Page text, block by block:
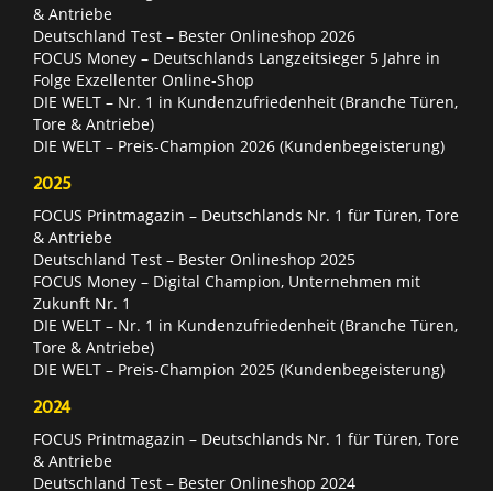
& Antriebe
Deutschland Test – Bester Onlineshop 2026
FOCUS Money – Deutschlands Langzeitsieger 5 Jahre in
Folge Exzellenter Online-Shop
DIE WELT – Nr. 1 in Kundenzufriedenheit (Branche Türen,
Tore & Antriebe)
DIE WELT – Preis-Champion 2026 (Kundenbegeisterung)
2025
FOCUS Printmagazin – Deutschlands Nr. 1 für Türen, Tore
& Antriebe
Deutschland Test – Bester Onlineshop 2025
FOCUS Money – Digital Champion, Unternehmen mit
Zukunft Nr. 1
DIE WELT – Nr. 1 in Kundenzufriedenheit (Branche Türen,
Tore & Antriebe)
DIE WELT – Preis-Champion 2025 (Kundenbegeisterung)
2024
FOCUS Printmagazin – Deutschlands Nr. 1 für Türen, Tore
& Antriebe
Deutschland Test – Bester Onlineshop 2024